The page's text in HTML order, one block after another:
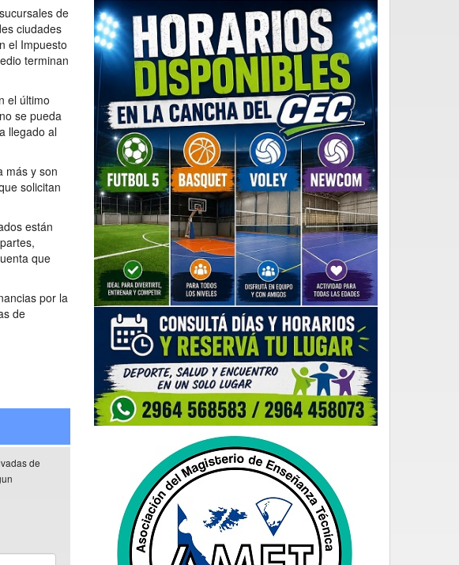
de
ciudades
el Impuesto
terminan
el último
se pueda
llegado al
más y son
solicitan
están
que
por la
de
de